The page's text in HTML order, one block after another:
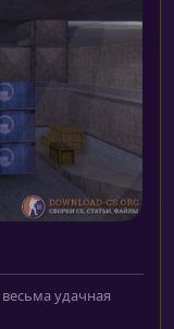
удачная